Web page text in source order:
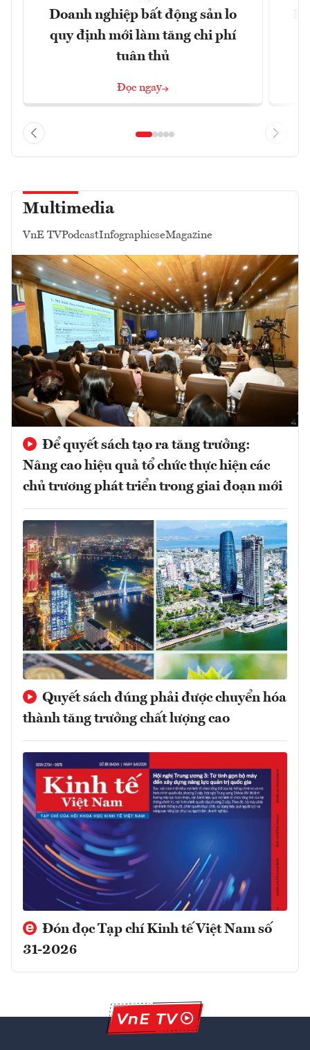
Doanh nghiệp bất động sản lo
quy định mới làm tăng chi phí
tuân thủ
Đọc ngay
Multimedia
VnE TVPodcastInfographicseMagazine
Để quyết sách tạo ra tăng trưởng:
Nâng cao hiệu quả tổ chức thực hiện các
chủ trương phát triển trong giai đoạn mới
Quyết sách đúng phải được chuyển hóa
thành tăng trưởng chất lượng cao
Đón đọc Tạp chí Kinh tế Việt Nam số
31-2026